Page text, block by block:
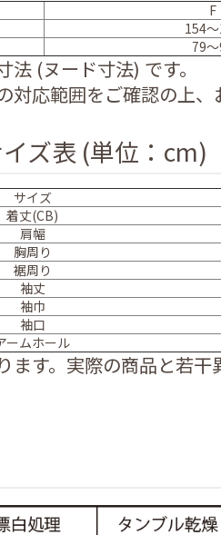
F
154
79
(ヌード寸法) です。
対応範囲をご確認の上、
ズ表 (単位：cm)
サイズ
着丈(CB)
肩幅
胸周り
裾周り
袖丈
袖巾
袖口
ームホール
ます。実際の商品と若干